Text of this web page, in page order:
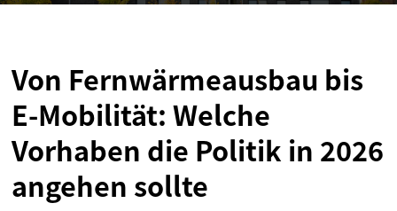
Von Fernwärmeausbau bis
E-Mobilität: Welche
Vorhaben die Politik in 2026
angehen sollte